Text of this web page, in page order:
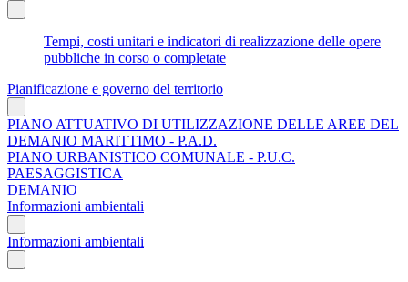
Tempi, costi unitari e indicatori di realizzazione delle opere
pubbliche in corso o completate
Pianificazione e governo del territorio
PIANO ATTUATIVO DI UTILIZZAZIONE DELLE AREE DEL
DEMANIO MARITTIMO - P.A.D.
PIANO URBANISTICO COMUNALE - P.U.C.
PAESAGGISTICA
DEMANIO
Informazioni ambientali
Informazioni ambientali